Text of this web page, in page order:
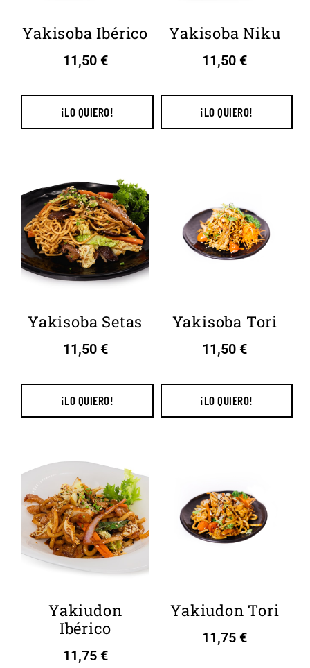
Yakisoba Ibérico
11,50 €
¡LO QUIERO!
Yakisoba Niku
11,50€
¡LO QUIERO!
Yakisoba Setas
11,50 €
¡LO QUIERO!
Yakisoba Tori
11,50€
¡LO QUIERO!
Yakiudon
Ibérico
11,75 €
Yakiudon Tori
11,75€